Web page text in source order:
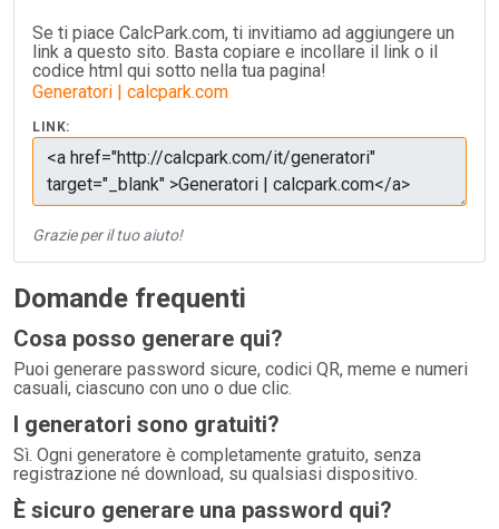
Se ti piace CalcPark.com, ti invitiamo ad aggiungere un
link a questo sito. Basta copiare e incollare il link o il
codice html qui sotto nella tua pagina!
Generatori | calcpark.com
LINK:
Grazie per il tuo aiuto!
Domande frequenti
Cosa posso generare qui?
Puoi generare password sicure, codici QR, meme e numeri
casuali, ciascuno con uno o due clic.
I generatori sono gratuiti?
Sì. Ogni generatore è completamente gratuito, senza
registrazione né download, su qualsiasi dispositivo.
È sicuro generare una password qui?